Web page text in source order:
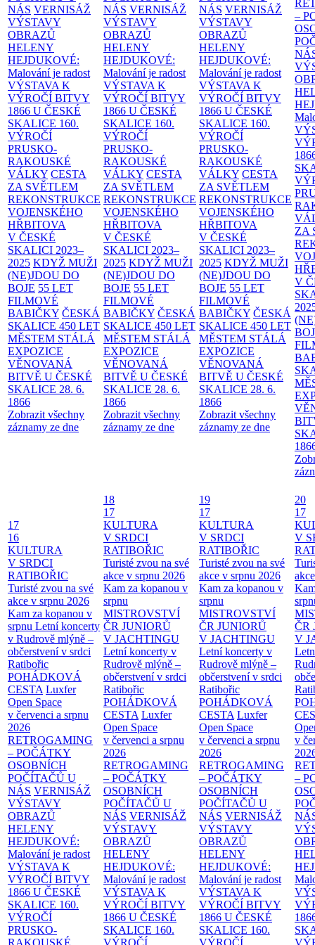
NÁS VERNISÁŽ
VÝSTAVY
OBRAZŮ
HELENY
HEJDUKOVÉ:
Malování je radost
VÝSTAVA K
VÝROČÍ BITVY
1866 U ČESKÉ
SKALICE 160.
VÝROČÍ
PRUSKO-
RAKOUSKÉ
VÁLKY CESTA
ZA SVĚTLEM
REKONSTRUKCE
VOJENSKÉHO
HŘBITOVA
V ČESKÉ
SKALICI 2023–
2025 KDYŽ MUŽI
(NE)JDOU DO
BOJE 55 LET
FILMOVÉ
BABIČKY ČESKÁ
SKALICE 450 LET
MĚSTEM STÁLÁ
EXPOZICE
VĚNOVANÁ
BITVĚ U ČESKÉ
SKALICE 28. 6.
1866
Zobrazit všechny
záznamy ze dne
NÁS VERNISÁŽ
VÝSTAVY
OBRAZŮ
HELENY
HEJDUKOVÉ:
Malování je radost
VÝSTAVA K
VÝROČÍ BITVY
1866 U ČESKÉ
SKALICE 160.
VÝROČÍ
PRUSKO-
RAKOUSKÉ
VÁLKY CESTA
ZA SVĚTLEM
REKONSTRUKCE
VOJENSKÉHO
HŘBITOVA
V ČESKÉ
SKALICI 2023–
2025 KDYŽ MUŽI
(NE)JDOU DO
BOJE 55 LET
FILMOVÉ
BABIČKY ČESKÁ
SKALICE 450 LET
MĚSTEM STÁLÁ
EXPOZICE
VĚNOVANÁ
BITVĚ U ČESKÉ
SKALICE 28. 6.
1866
Zobrazit všechny
záznamy ze dne
NÁS VERNISÁŽ
VÝSTAVY
OBRAZŮ
HELENY
HEJDUKOVÉ:
Malování je radost
VÝSTAVA K
VÝROČÍ BITVY
1866 U ČESKÉ
SKALICE 160.
VÝROČÍ
PRUSKO-
RAKOUSKÉ
VÁLKY CESTA
ZA SVĚTLEM
REKONSTRUKCE
VOJENSKÉHO
HŘBITOVA
V ČESKÉ
SKALICI 2023–
2025 KDYŽ MUŽI
(NE)JDOU DO
BOJE 55 LET
FILMOVÉ
BABIČKY ČESKÁ
SKALICE 450 LET
MĚSTEM STÁLÁ
EXPOZICE
VĚNOVANÁ
BITVĚ U ČESKÉ
SKALICE 28. 6.
1866
Zobrazit všechny
záznamy ze dne
–
ZA
V
17
16
KULTURA
V SRDCI
RATIBOŘIC
Turisté zvou na své
akce v srpnu 2026
Kam za kopanou v
srpnu Letní koncerty
v Rudrově mlýně –
občerstvení v srdci
Ratibořic
POHÁDKOVÁ
CESTA Luxfer
Open Space
v červenci a srpnu
2026
RETROGAMING
– POČÁTKY
OSOBNÍCH
POČÍTAČŮ U
NÁS VERNISÁŽ
VÝSTAVY
OBRAZŮ
HELENY
HEJDUKOVÉ:
Malování je radost
VÝSTAVA K
VÝROČÍ BITVY
1866 U ČESKÉ
SKALICE 160.
VÝROČÍ
PRUSKO-
18
17
KULTURA
V SRDCI
RATIBOŘIC
Turisté zvou na své
akce v srpnu 2026
Kam za kopanou v
srpnu
MISTROVSTVÍ
ČR JUNIORŮ
V JACHTINGU
Letní koncerty v
Rudrově mlýně –
občerstvení v srdci
Ratibořic
POHÁDKOVÁ
CESTA Luxfer
Open Space
v červenci a srpnu
2026
RETROGAMING
– POČÁTKY
OSOBNÍCH
POČÍTAČŮ U
NÁS VERNISÁŽ
VÝSTAVY
OBRAZŮ
HELENY
HEJDUKOVÉ:
Malování je radost
VÝSTAVA K
VÝROČÍ BITVY
1866 U ČESKÉ
SKALICE 160.
19
17
KULTURA
V SRDCI
RATIBOŘIC
Turisté zvou na své
akce v srpnu 2026
Kam za kopanou v
srpnu
MISTROVSTVÍ
ČR JUNIORŮ
V JACHTINGU
Letní koncerty v
Rudrově mlýně –
občerstvení v srdci
Ratibořic
POHÁDKOVÁ
CESTA Luxfer
Open Space
v červenci a srpnu
2026
RETROGAMING
– POČÁTKY
OSOBNÍCH
POČÍTAČŮ U
NÁS VERNISÁŽ
VÝSTAVY
OBRAZŮ
HELENY
HEJDUKOVÉ:
Malování je radost
VÝSTAVA K
VÝROČÍ BITVY
1866 U ČESKÉ
SKALICE 160.
20
17
V
ČR
V
v
–